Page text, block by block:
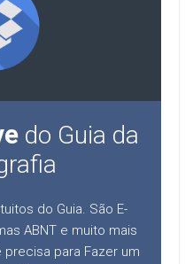
do Guia da
do Guia. São E-
ABNT e muito mais
para Fazer um